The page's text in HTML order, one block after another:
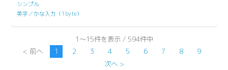
シンプル
英字／かな入力（1byte）
1～15件を表示 / 594件中
< 前へ
1 2 3 4 5 6 7 8
9
次へ >